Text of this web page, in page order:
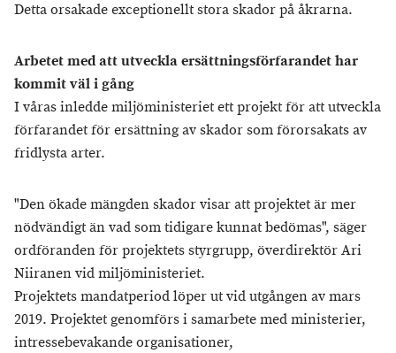
Detta orsakade exceptionellt stora skador på åkrarna.
Arbetet med att utveckla ersättningsförfarandet har
kommit väl i gång
I våras inledde miljöministeriet ett projekt för att utveckla
förfarandet för ersättning av skador som förorsakats av
fridlysta arter.
"Den ökade mängden skador visar att projektet är mer
nödvändigt än vad som tidigare kunnat bedömas", säger
ordföranden för projektets styrgrupp, överdirektör Ari
Niiranen vid miljöministeriet.
Projektets mandatperiod löper ut vid utgången av mars
2019. Projektet genomförs i samarbete med ministerier,
intressebevakande organisationer,